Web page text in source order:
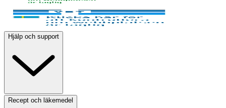
Hjälp och support
Recept och läkemedel